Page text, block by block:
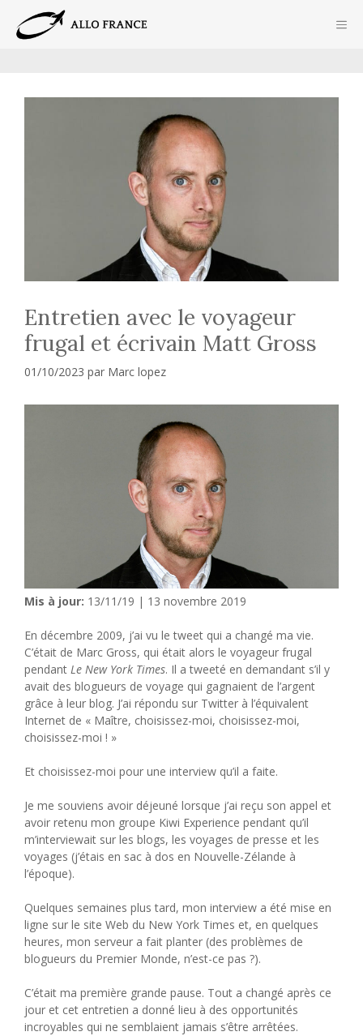
contenu
Entretien avec le voyageur
frugal et écrivain Matt Gross
01/10/2023 par Marc lopez
Mis à jour: 13/11/19 | 13 novembre 2019
En décembre 2009, j’ai vu le tweet qui a changé ma vie.
C’était de Marc Gross, qui était alors le voyageur frugal
pendant Le New York Times. Il a tweeté en demandant s’il y
avait des blogueurs de voyage qui gagnaient de l’argent
grâce à leur blog. J’ai répondu sur Twitter à l’équivalent
Internet de « Maître, choisissez-moi, choisissez-moi,
choisissez-moi ! »
Et choisissez-moi pour une interview qu’il a faite.
Je me souviens avoir déjeuné lorsque j’ai reçu son appel et
avoir retenu mon groupe Kiwi Experience pendant qu’il
m’interviewait sur les blogs, les voyages de presse et les
voyages (j’étais en sac à dos en Nouvelle-Zélande à
l’époque).
Quelques semaines plus tard, mon interview a été mise en
ligne sur le site Web du New York Times et, en quelques
heures, mon serveur a fait planter (des problèmes de
blogueurs du Premier Monde, n’est-ce pas ?).
C’était ma première grande pause. Tout a changé après ce
jour et cet entretien a donné lieu à des opportunités
incroyables qui ne semblaient jamais s’être arrêtées.